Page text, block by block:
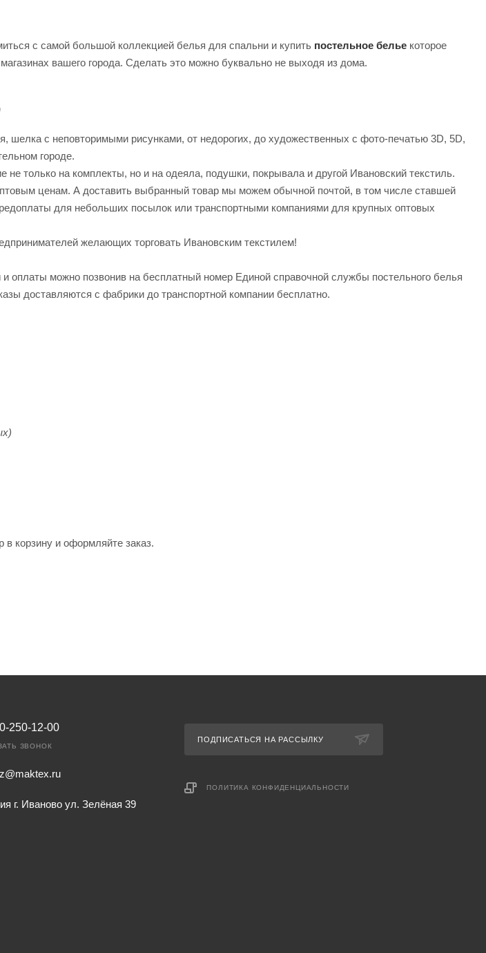
с самой большой коллекцией белья для спальни и купить постельное белье которое
вашего города. Сделать это можно буквально не выходя из дома.
шелка с неповторимыми рисунками, от недорогих, до художественных с фото-печатью 3D, 5D,
городе.
только на комплекты, но и на одеяла, подушки, покрывала и другой Ивановский текстиль.
ценам. А доставить выбранный товар мы можем обычной почтой, в том числе ставшей
для небольших посылок или транспортными компаниями для крупных оптовых
желающих торговать Ивановским текстилем!
оплаты можно позвонив на бесплатный номер Единой справочной службы постельного белья
доставляются с фабрики до транспортной компании бесплатно.
корзину и оформляйте заказ.
250-12-00
ЗВОНОК
г. Иваново ул. Зелёная 39
ПОДПИСАТЬСЯ НА РАССЫЛКУ
ПОЛИТИКА КОНФИДЕНЦИАЛЬНОСТИ